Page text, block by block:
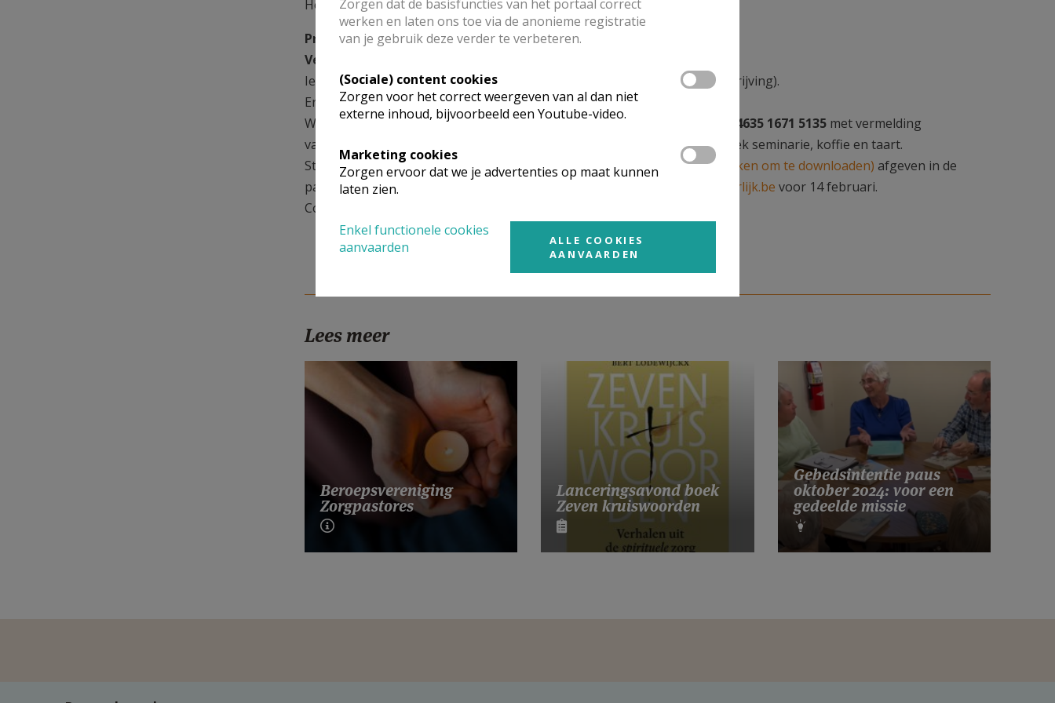
Het pastoraal team: Annie, Nadine, Stephan, Wim en pastoor Stefaan
Praktische informatie
Vertrek om 7.30 uur
Iedereen kan mee, ook de minder goeie stappers (wel vermelden bij inschrijving).
Er kunnen maximaal 40 personen mee.
We vragen voor dit alles€ 70,00 per persoon, te storten op rek.-nr. BE57 4635 1671 5135 met vermelding
van de namen. Inbegrepen zijn: bus, bisschopshuis, warme maaltijd, bezoek seminarie, koffie en taart.
Storten en per persoon het strookje op hetinschrijvingsblad (hier op klikken om te downloaden) afgeven in de
pastorie (Hoogstraat 116) of e-mailen naar
secretariaat@dewijngaarddeerlijk.be voor 14 februari.
Contactpersoon: Nadine Vanpanteghem, 0477567085.
Lees meer
Beroepsvereniging
Zorgpastores
Lanceringsavond boek
Zeven kruiswoorden
Gebedsintentie paus
oktober 2024: voor een
gedeelde missie
Zorgen dat de basisfuncties van het portaal correct
werken en laten ons toe via de anonieme registratie
van je gebruik deze verder te verbeteren.
(Sociale) content cookies
Zorgen voor het correct weergeven van al dan niet
externe inhoud, bijvoorbeeld een Youtube-video.
Marketing cookies
Zorgen ervoor dat we je advertenties op maat kunnen
laten zien.
Enkel functionele cookies
aanvaarden
ALLE COOKIES
AANVAARDEN